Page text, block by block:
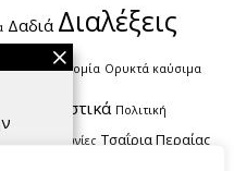
Δαδιά Διαλέξεις
Καινοτομία Ορυκτά καύσιμα
Πλαστικά Πολιτική
Συγκοινωνίες Τσαΐρια Περαίας